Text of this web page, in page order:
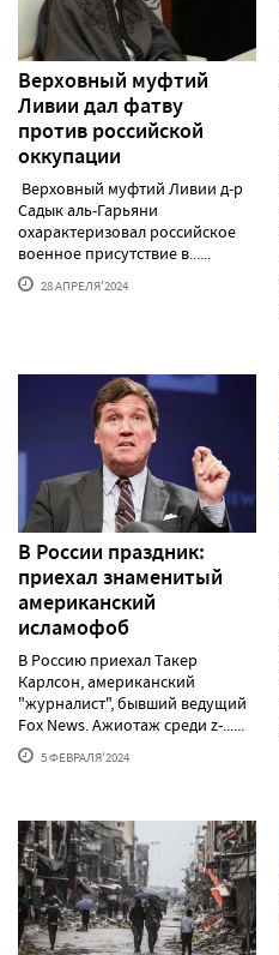
Верховный муфтий
Ливии дал фатву
против российской
оккупации
Верховный муфтий Ливии д-р
Садык аль-Гарьяни
охарактеризовал российское
военное присутствие в......
28 АПРЕЛЯ'2024
В России праздник:
приехал знаменитый
американский
исламофоб
В Россию приехал Такер
Карлсон, американский
"журналист", бывший ведущий
Fox News. Ажиотаж среди z-......
5 ФЕВРАЛЯ'2024